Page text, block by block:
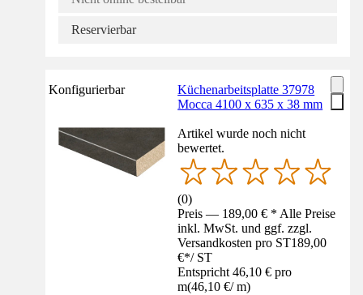
Reservierbar
Konfigurierbar
Küchenarbeitsplatte 37978
Mocca 4100 x 635 x 38 mm
Artikel wurde noch nicht
bewertet.
(0)
Preis — 189,00 € * Alle Preise
inkl. MwSt. und ggf. zzgl.
Versandkosten pro ST189,00
€*/ ST
Entspricht 46,10 € pro
m(46,10 €/ m)